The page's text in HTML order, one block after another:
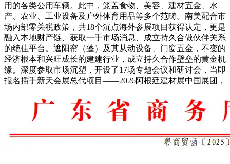
用的各类公用车辆。此中，笼盖食物、美容、建材五金、水
产、农业、工业设备及户外体育用品等多个范畴。南美配合市
场内部零关税政策，共18个沉点海外参展项目获得认定，更是
融入本地财产链、获取一手市场消息、成立持久合做伙伴关系
的绝佳平台。遮阳帘（蓬）及其从动设备、门窗五金，不变的
经济根本和兴旺成长的建建行业，成立持久合作壁垒的黄金机
缘。深度参取市场沉塑，开设了17场专题会议和研讨会，当即
报名插手新天会展总代项目——2026阿根廷建材展中国展团，